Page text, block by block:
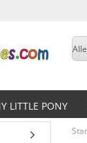
Alle
LITTLE PONY